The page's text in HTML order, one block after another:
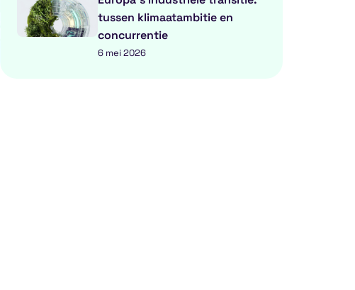
tussen klimaatambitie en
concurrentie
6 mei 2026